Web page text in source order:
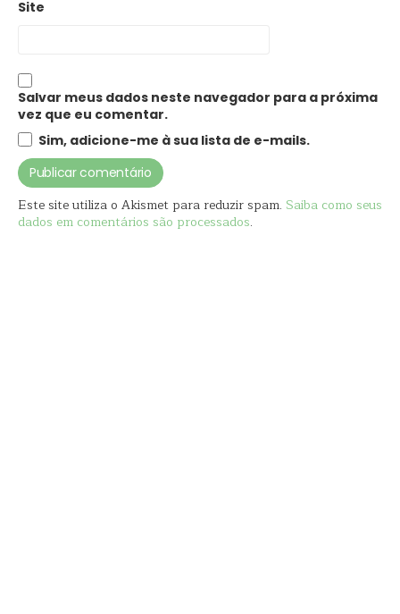
Site
Salvar meus dados neste navegador para a próxima
vez que eu comentar.
Sim, adicione-me à sua lista de e-mails.
Este site utiliza o Akismet para reduzir spam. Saiba como seus
dados em comentários são processados.